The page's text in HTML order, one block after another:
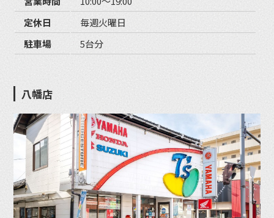
定休日
毎週火曜日
駐車場
5台分
八幡店